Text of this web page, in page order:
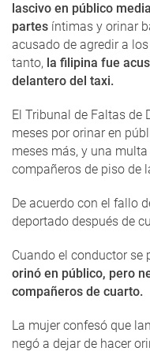
lascivo en público
partes íntimas y orinar
acusado de agredir a
tanto, la filipina fue
delantero del taxi.
El Tribunal de Faltas de
meses por orinar en
meses más, y una
compañeros de piso de
De acuerdo con el fallo
deportado después de
Cuando el conductor se
orinó en público, pero
compañeros de cuarto.
La mujer confesó que
negó a dejar de hacer